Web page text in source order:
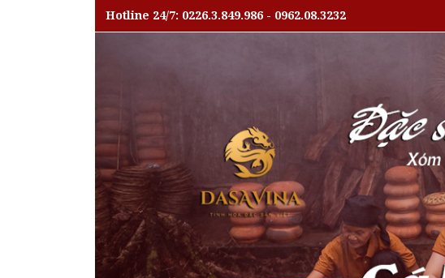
Hotline 24/7: 0226.3.849.986 - 0962.08.3232